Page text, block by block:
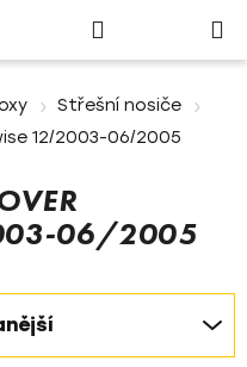
Přihlášení
košík
Střešní nosiče
12/2003-06/2005
06/2005